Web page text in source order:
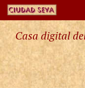
Casa digital